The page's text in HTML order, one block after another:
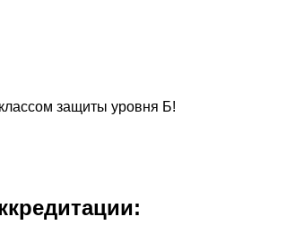
защиты уровня Б!